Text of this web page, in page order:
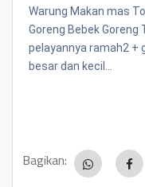
Warung Makan mas
Goreng Bebek Goreng
pelayannya ramah2 +
besar dan kecil...
Bagikan: